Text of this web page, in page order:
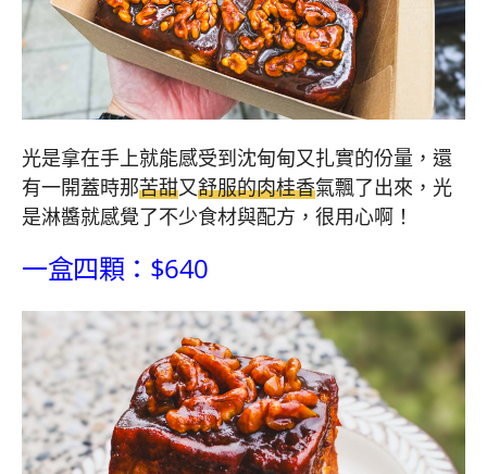
光是拿在手上就能感受到沈甸甸又扎實的份量，還
有一開蓋時那苦甜又舒服的肉桂香氣飄了出來，光
是淋醬就感覺了不少食材與配方，很用心啊！
一盒四顆：$640